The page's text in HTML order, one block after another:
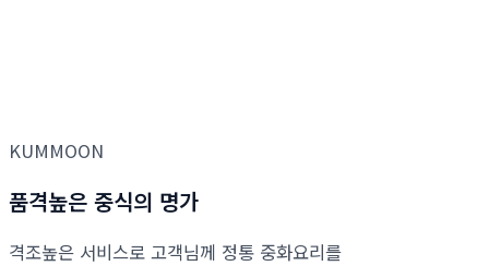
KUMMOON
품격높은 중식의 명가
격조높은 서비스로 고객님께 정통 중화요리를